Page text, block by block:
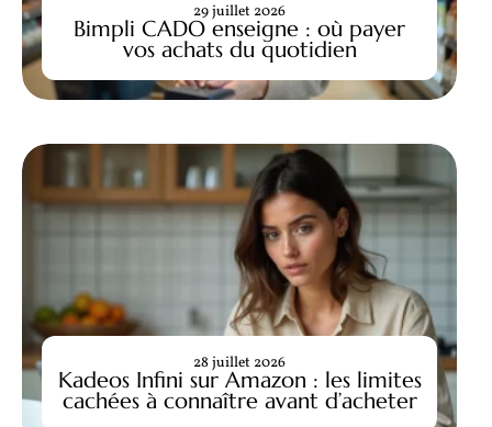
Bimpli CADO enseigne : où payer
vos achats du quotidien
29 juillet 2026
Kadeos Infini sur Amazon : les limites
cachées à connaître avant d’acheter
28 juillet 2026